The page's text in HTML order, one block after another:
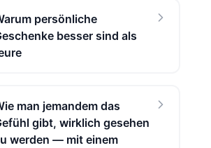
persönliche
besser sind als
man jemandem das
gibt, wirklich gesehen
werden — mit einem